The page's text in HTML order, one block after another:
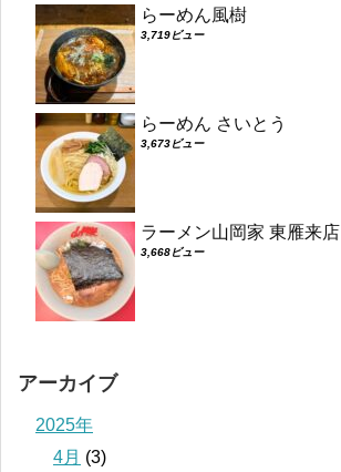
らーめん風樹
3,719ビュー
らーめん さいとう
3,673ビュー
ラーメン山岡家 東雁来店
3,668ビュー
アーカイブ
2025年
4月 (3)